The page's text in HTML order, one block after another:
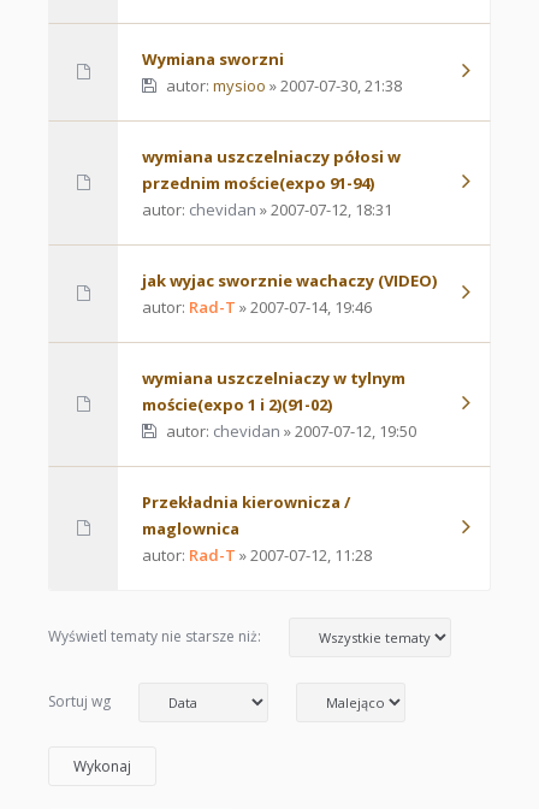
Wymiana sworzni
autor: mysioo » 2007-07-30, 21:38
wymiana uszczelniaczy półosi w
przednim moście(expo 91-94)
autor: chevidan » 2007-07-12, 18:31
jak wyjac sworznie wachaczy (VIDEO)
autor: Rad-T » 2007-07-14, 19:46
wymiana uszczelniaczy w tylnym
moście(expo 1 i 2)(91-02)
autor: chevidan » 2007-07-12, 19:50
Przekładnia kierownicza /
maglownica
autor: Rad-T » 2007-07-12, 11:28
Wyświetl tematy nie starsze niż:
Sortuj wg